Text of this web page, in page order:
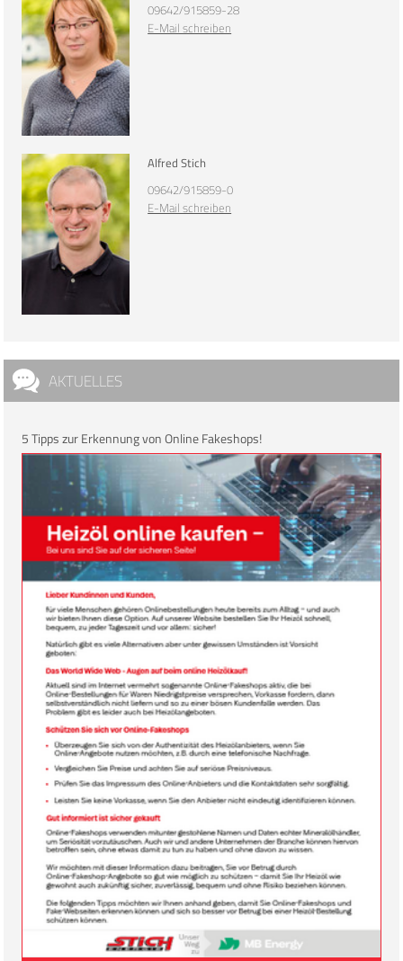
09642/915859-28
E-Mail schreiben
Alfred Stich
09642/915859-0
E-Mail schreiben
AKTUELLES
5 Tipps zur Erkennung von Online Fakeshops!